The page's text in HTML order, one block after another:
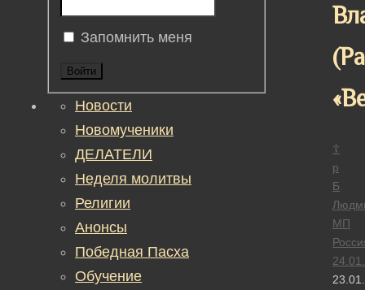
☦
р
Б
МП
Запомнить меня
Войти
Новости
Новомученики
ДЕЛАТЕЛИ
Неделя молитвы
Религии
Анонсы
Победная Пасха
Обучение